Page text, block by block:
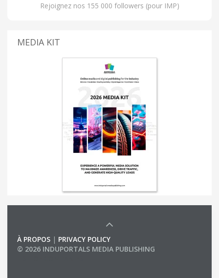
Rejoignez nos 155 000 followers (pour IMP)
MEDIA KIT
À PROPOS | PRIVACY POLICY
© 2026 INDUPORTALS MEDIA PUBLISHING